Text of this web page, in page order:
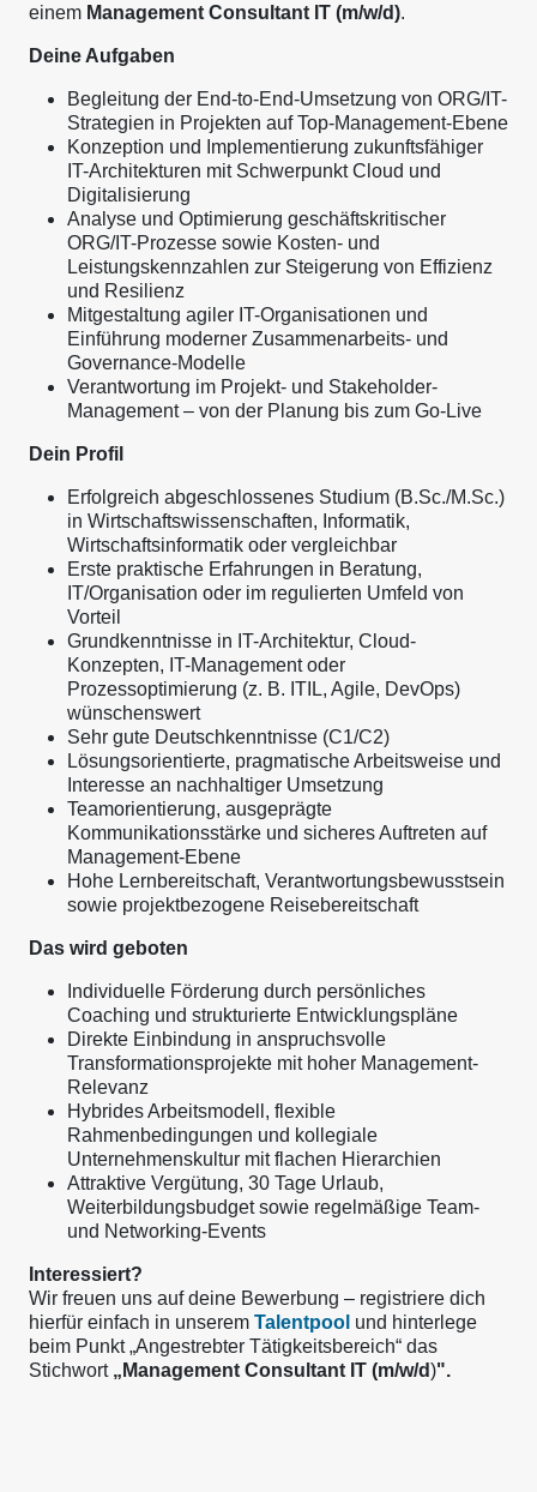
einem Management Consultant IT (m/w/d).
Deine Aufgaben
Begleitung der End-to-End-Umsetzung von ORG/IT-
Strategien in Projekten auf Top-Management-Ebene
Konzeption und Implementierung zukunftsfähiger
IT-Architekturen mit Schwerpunkt Cloud und
Digitalisierung
Analyse und Optimierung geschäftskritischer
ORG/IT-Prozesse sowie Kosten- und
Leistungskennzahlen zur Steigerung von Effizienz
und Resilienz
Mitgestaltung agiler IT-Organisationen und
Einführung moderner Zusammenarbeits- und
Governance-Modelle
Verantwortung im Projekt- und Stakeholder-
Management – von der Planung bis zum Go-Live
Dein Profil
Erfolgreich abgeschlossenes Studium (B.Sc./M.Sc.)
in Wirtschaftswissenschaften, Informatik,
Wirtschaftsinformatik oder vergleichbar
Erste praktische Erfahrungen in Beratung,
IT/Organisation oder im regulierten Umfeld von
Vorteil
Grundkenntnisse in IT-Architektur, Cloud-
Konzepten, IT-Management oder
Prozessoptimierung (z. B. ITIL, Agile, DevOps)
wünschenswert
Sehr gute Deutschkenntnisse (C1/C2)
Lösungsorientierte, pragmatische Arbeitsweise und
Interesse an nachhaltiger Umsetzung
Teamorientierung, ausgeprägte
Kommunikationsstärke und sicheres Auftreten auf
Management-Ebene
Hohe Lernbereitschaft, Verantwortungsbewusstsein
sowie projektbezogene Reisebereitschaft
Das wird geboten
Individuelle Förderung durch persönliches
Coaching und strukturierte Entwicklungspläne
Direkte Einbindung in anspruchsvolle
Transformationsprojekte mit hoher Management-
Relevanz
Hybrides Arbeitsmodell, flexible
Rahmenbedingungen und kollegiale
Unternehmenskultur mit flachen Hierarchien
Attraktive Vergütung, 30 Tage Urlaub,
Weiterbildungsbudget sowie regelmäßige Team-
und Networking-Events
Interessiert?
Wir freuen uns auf deine Bewerbung – registriere dich
hierfür einfach in unserem Talentpool und hinterlege
beim Punkt „Angestrebter Tätigkeitsbereich“ das
Stichwort „Management Consultant IT (m/w/d)".